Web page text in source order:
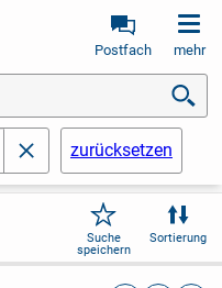
Postfach mehr
schließenzurücksetzen
Suche
speichern
Sortierung